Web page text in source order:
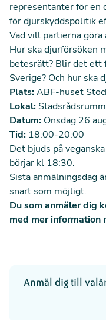
representanter för en
för djurskyddspolitik
Vad vill partierna
Hur ska djurförsöken
betesrätt? Blir det ett
Sverige? Och hur ska
Plats:ABF-huset
Lokal:
Datum: Onsdag 26
Tid: 18:00-20:00
Det bjuds på
börjar kl 18:30.
Sista anmälningsdag
snart som möjligt.
Du som anmäler dig
med mer information
Anmäl dig till